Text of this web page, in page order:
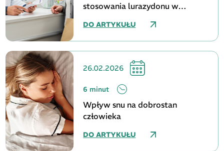
stosowania lurazydonu w
terapii
DO ARTYKUŁU
26.02.2026
6 minut
Wpływ snu na dobrostan
człowieka
DO ARTYKUŁU